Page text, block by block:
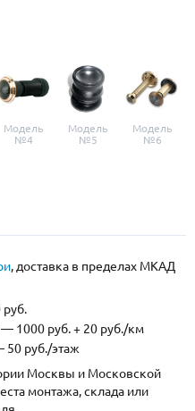
Модель
№4
Модель
№5
Модель
№6
, доставка в пределах МКАД
1000 руб. + 20 руб./км
50 руб./этаж
Москвы и Московской
монтажа, склада или